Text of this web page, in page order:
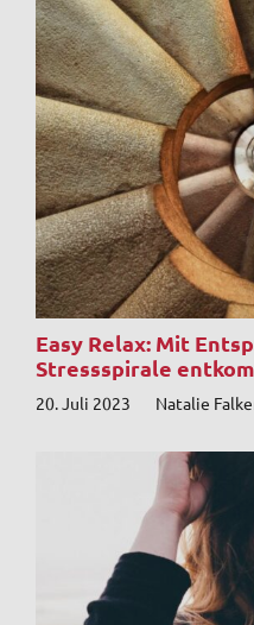
Easy Relax: Mit
Stressspirale
20. Juli 2023 Natalie